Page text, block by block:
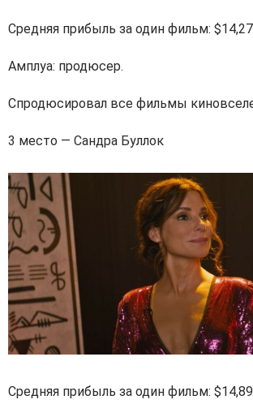
Средняя прибыль за один фильм:
Амплуа: продюсер.
Спродюсировал все фильмы
3 место — Сандра Буллок
Средняя прибыль за один фильм: